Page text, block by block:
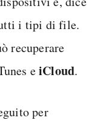
i tipi di file.
recuperare
eiCloud.
per